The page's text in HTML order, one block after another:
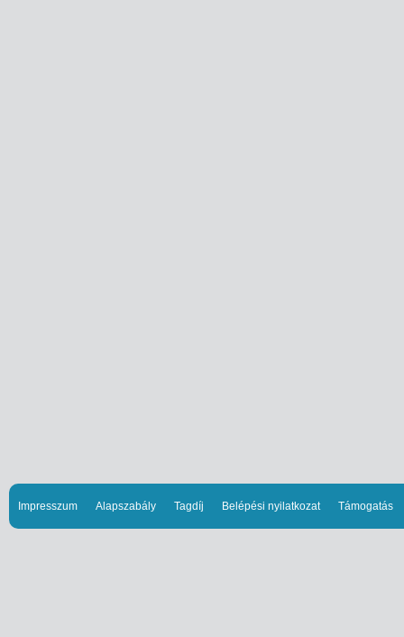
Impresszum Alapszabály Tagdíj Belépési nyilatkozat Támogatás